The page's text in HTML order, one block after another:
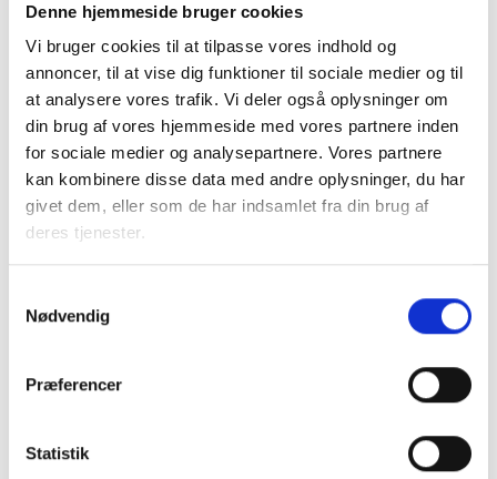
Denne hjemmeside bruger cookies
Vi bruger cookies til at tilpasse vores indhold og
annoncer, til at vise dig funktioner til sociale medier og til
at analysere vores trafik. Vi deler også oplysninger om
din brug af vores hjemmeside med vores partnere inden
for sociale medier og analysepartnere. Vores partnere
kan kombinere disse data med andre oplysninger, du har
givet dem, eller som de har indsamlet fra din brug af
deres tjenester.
Nødvendig
Præferencer
Statistik
overdrages i ultimo 2029?
De nye restriktioner får ikke kun betydning for
ordregivende myndigheder, som skal købe bygninger, men
for alle bygningsejere, som fremover vil få svært ved at
sælge ejendomme til ordregivende myndigheder.
I praksis vil bekendtgørelsen om energieffektiviseringer
betyde, at almene boligselskaber får pålagt et krav om at
renovere en indkøbt bygning op til energimærke B, mens
ejendomsselskaber.
BL opfordrer til, at Energirenoveringspuljen også kommer
til at omfatte boliger med energimærke C.
Det bør præciseres, at fusioner fx mellem enten